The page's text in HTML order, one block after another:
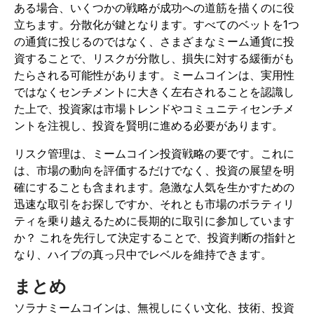
ある場合、いくつかの戦略が成功への道筋を描くのに役
立ちます。分散化が鍵となります。すべてのベットを1つ
の通貨に投じるのではなく、さまざまなミーム通貨に投
資することで、リスクが分散し、損失に対する緩衝がも
たらされる可能性があります。ミームコインは、実用性
ではなくセンチメントに大きく左右されることを認識し
た上で、投資家は市場トレンドやコミュニティセンチメ
ントを注視し、投資を賢明に進める必要があります。
リスク管理は、ミームコイン投資戦略の要です。これに
は、市場の動向を評価するだけでなく、投資の展望を明
確にすることも含まれます。急激な人気を生かすための
迅速な取引をお探しですか、それとも市場のボラティリ
ティを乗り越えるために長期的に取引に参加しています
か？ これを先行して決定することで、投資判断の指針と
なり、ハイプの真っ只中でレベルを維持できます。
まとめ
ソラナミームコインは、無視しにくい文化、技術、投資